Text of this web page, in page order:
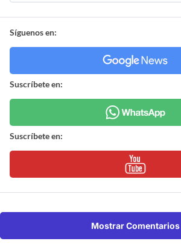
Síguenos en:
Suscríbete en:
Suscríbete en:
Mostrar Comentarios